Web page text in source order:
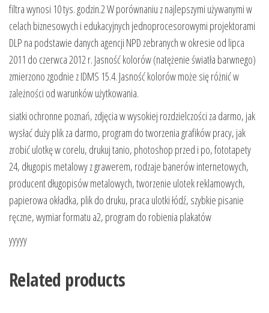
filtra wynosi 10 tys. godzin.2 W porównaniu z najlepszymi używanymi w
celach biznesowych i edukacyjnych jednoprocesorowymi projektorami
DLP na podstawie danych agencji NPD zebranych w okresie od lipca
2011 do czerwca 2012 r. Jasność kolorów (natężenie światła barwnego)
zmierzono zgodnie z IDMS 15.4. Jasność kolorów może się różnić w
zależności od warunków użytkowania.
siatki ochronne poznań, zdjęcia w wysokiej rozdzielczości za darmo, jak
wysłać duży plik za darmo, program do tworzenia grafików pracy, jak
zrobić ulotkę w corelu, drukuj tanio, photoshop przed i po, fototapety
24, długopis metalowy z grawerem, rodzaje banerów internetowych,
producent długopisów metalowych, tworzenie ulotek reklamowych,
papierowa okładka, plik do druku, praca ulotki łódź, szybkie pisanie
ręczne, wymiar formatu a2, program do robienia plakatów
yyyyy
Related products